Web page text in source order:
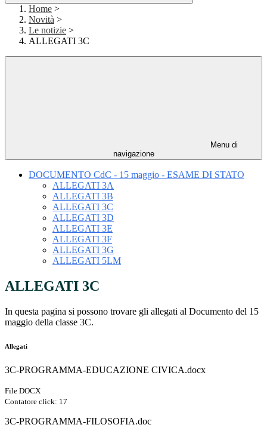
Home >
Novità >
Le notizie >
ALLEGATI 3C
Menu di
navigazione
DOCUMENTO CdC - 15 maggio - ESAME DI STATO
ALLEGATI 3A
ALLEGATI 3B
ALLEGATI 3C
ALLEGATI 3D
ALLEGATI 3E
ALLEGATI 3F
ALLEGATI 3G
ALLEGATI 5LM
ALLEGATI 3C
In questa pagina si possono trovare gli allegati al Documento del 15
maggio della classe 3C.
Allegati
3C-PROGRAMMA-EDUCAZIONE CIVICA.docx
File DOCX
Contatore click: 17
3C-PROGRAMMA-FILOSOFIA.doc